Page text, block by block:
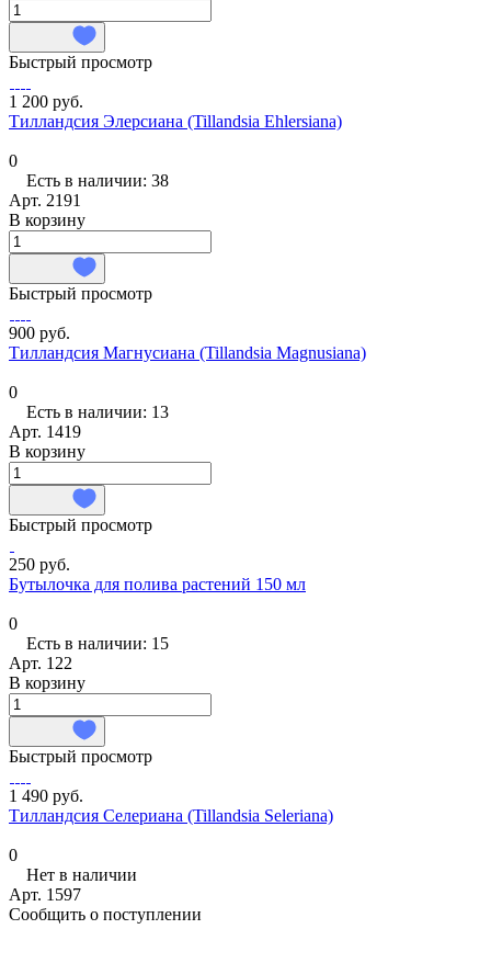
Быстрый просмотр
1 200 руб.
Тилландсия Элерсиана (Tillandsia Ehlersiana)
0
Есть в наличии: 38
Арт. 2191
В корзину
Быстрый просмотр
900 руб.
Тилландсия Магнусиана (Tillandsia Magnusiana)
0
Есть в наличии: 13
Арт. 1419
В корзину
Быстрый просмотр
250 руб.
Бутылочка для полива растений 150 мл
0
Есть в наличии: 15
Арт. 122
В корзину
Быстрый просмотр
1 490 руб.
Тилландсия Селериана (Tillandsia Seleriana)
0
Нет в наличии
Арт. 1597
Сообщить о поступлении